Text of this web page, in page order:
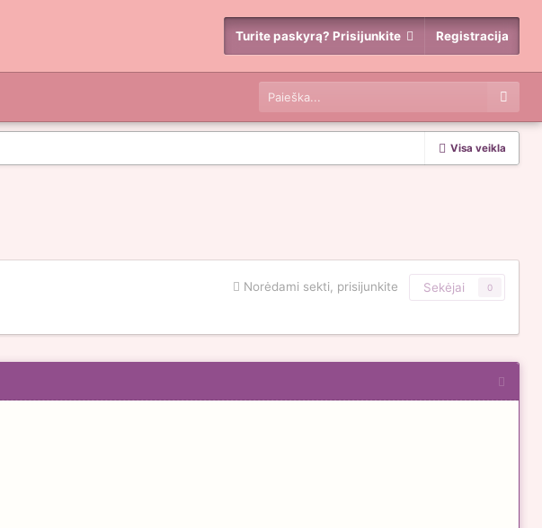
Turite paskyrą? Prisijunkite Registracija
Visa veikla
Norėdami sekti, prisijunkite Sekėjai 0